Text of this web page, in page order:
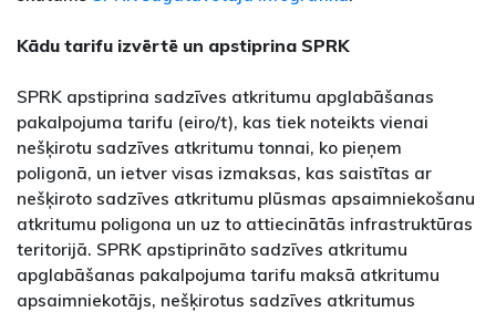
Kādu tarifu izvērtē un apstiprina SPRK
SPRK apstiprina sadzīves atkritumu apglabāšanas
pakalpojuma tarifu (eiro/t), kas tiek noteikts vienai
nešķirotu sadzīves atkritumu tonnai, ko pieņem
poligonā, un ietver visas izmaksas, kas saistītas ar
nešķiroto sadzīves atkritumu plūsmas apsaimniekošanu
atkritumu poligona un uz to attiecinātās infrastruktūras
teritorijā. SPRK apstiprināto sadzīves atkritumu
apglabāšanas pakalpojuma tarifu maksā atkritumu
apsaimniekotājs, nešķirotus sadzīves atkritumus